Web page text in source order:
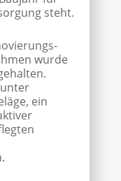
steht.
wurde
ein